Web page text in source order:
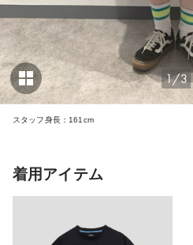
1/3
スタッフ身長：161cm
着用アイテム